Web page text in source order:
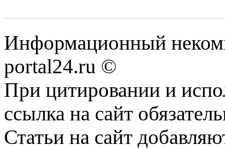
Информационный
portal24.ru ©
При цитировании и
ссылка на сайт
Статьи на сайт